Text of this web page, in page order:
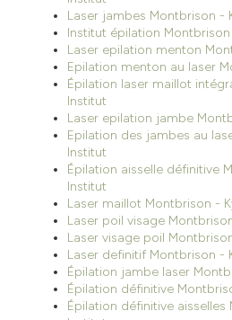
Laser jambes Montbrison -
Institut épilation
Laser epilation menton
Epilation menton au laser
Épilation laser maillot
Institut
Laser epilation jambe
Epilation des jambes au
Institut
Épilation aisselle définitive
Institut
Laser maillot Montbrison -
Laser poil visage
Laser visage poil
Laser definitif Montbrison -
Épilation jambe laser
Épilation définitive
Épilation définitive